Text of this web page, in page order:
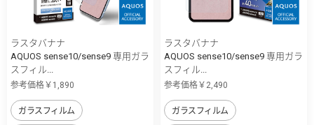
ラスタバナナ
AQUOS sense10/sense9 専用ガラ
スフィル...
参考価格￥1,890
ガラスフィルム
ラスタバナナ
AQUOS sense10/sense9 専用ガラ
スフィル...
参考価格￥2,490
ガラスフィルム